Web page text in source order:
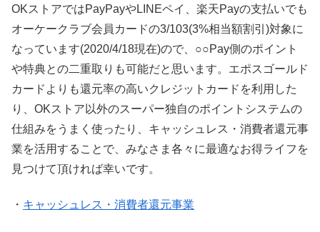
OKストアではPayPayやLINEペイ、楽天Payの支払いでも
オーケークラブ会員カードの3/103(3%相当額割引)対象に
なっています(2020/4/18現在)ので、○○Pay側のポイント
や特典との二重取りも可能だと思います。エポスゴールド
カードよりも還元率の高いクレジットカードを利用した
り、OKストア以外のスーパー独自のポイントシステムの
仕組みをうまく使ったり、キャッシュレス・消費者還元事
業を活用することで、みなさま各々に最適なお得ライフを
見つけて頂ければ幸いです。
・ キャッシュレス・消費者還元事業